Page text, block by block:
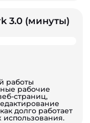
3.0 (минуты)
работы
рабочие
страниц,
долго работает
использования.